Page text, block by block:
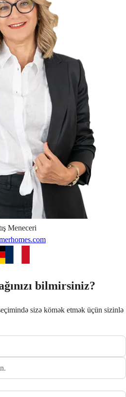
Meneceri
bilmirsiniz?
sizə kömək etmək üçün sizinlə